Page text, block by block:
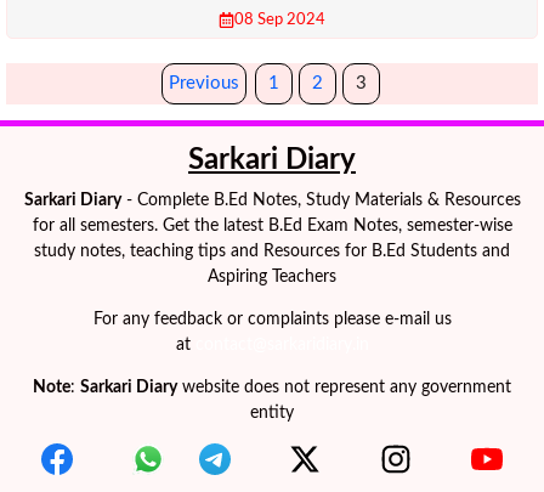
08 Sep 2024
Previous 1 2 3
Sarkari Diary
Sarkari Diary- Complete B.Ed Notes, Study Materials & Resources
for all semesters. Get the latest B.Ed Exam Notes, semester-wise
study notes, teaching tips and Resources for B.Ed Students and
Aspiring Teachers
For any feedback or complaints please e-mail us
at
Note: Sarkari Diarywebsite does not represent any government
entity